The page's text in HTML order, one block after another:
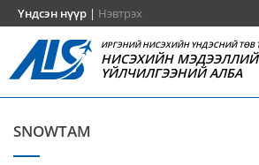
Үндсэн нүүр | Нэвтрэх
ИРГЭНИЙ НИСЭХИЙН ҮНДЭСНИЙ ТӨВ
НИСЭХИЙН
ҮЙЛЧИЛГЭЭНИЙ АЛБА
SNOWTAM